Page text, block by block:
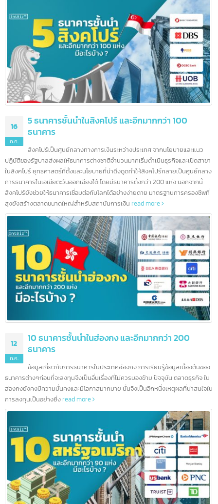
บทความล่าสุด
16
ก.ค.
5 ธนาคารชั้นนำในสิงคโปร์ และอีกมากกว่า 100
ธนาคาร
สิงคโปร์เป็นศูนย์กลางทางการเงินระหว่างประเทศ จากนโยบายและแนว
ปฏิบัติของรัฐบาลส่งผลให้ธนาคารต่างชาติจำนวนมากเริ่มดำเนินธุรกิจและเปิดสา
ในสิงคโปร์ ยุทธศาสตร์ที่ตั้งและนโยบายที่น่าดึงดูดทำให้สิงคโปร์กลายเป็นศูนย์กล
การธนาคารในเอเชียตะวันออกเฉียงใต้ โดยมีธนาคารตั้งกว่า 200 แห่ง นอกจากนี้
สิงคโปร์ยังช่วยให้ธนาคารเชื่อมต่อกับโลกได้อย่างง่ายดาย มาตรฐานการครองชี
สูงยังสร้างตลาดขนาดใหญ่สำหรับสถาบันการเงิน read more
ก.ค.
10 ธนาคารชั้นนำในฮ่องกง และอีกมากกว่า 200
ข้อมูลเกี่ยวกับการธนาคารในประเทศฮ่องกง การเรียนรู้ข้อมูลเบื้องต้นข
ธนาคารต่างๆก่อนที่จะลงทุนจึงเป็นอื่นเรื่องที่ไม่ควรมองข้าม ปัจจุบัน ตลาดธุรกิจ
ฮ่องกงยังคงมีความมั่นคงและมีโอกาสมากมาย นั่นจึงเป็นอีกหนึ่งเหตุผลที่น่าสนใ
การลงทุนเป็นอย่างยิ่ง read more